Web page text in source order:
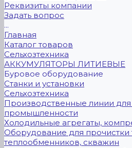
Реквизиты компании
Задать вопрос
...
Главная
Каталог товаров
Сельхозтехника
АККУМУЛЯТОРЫ ЛИТИЕВЫЕ
Буровое оборудование
Станки и установки
Сельхозтехника
Производственные линии
промышленности
Холодильные агрегаты,
Оборудование для прочистки
теплообменников, скважин